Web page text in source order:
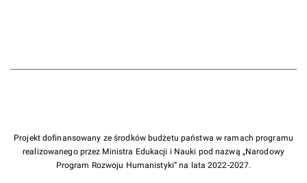
Projekt dofinansowany ze środków budżetu państwa w ramach programu
realizowanego przez Ministra Edukacji i Nauki pod nazwą „Narodowy
Program Rozwoju Humanistyki” na lata 2022-2027.